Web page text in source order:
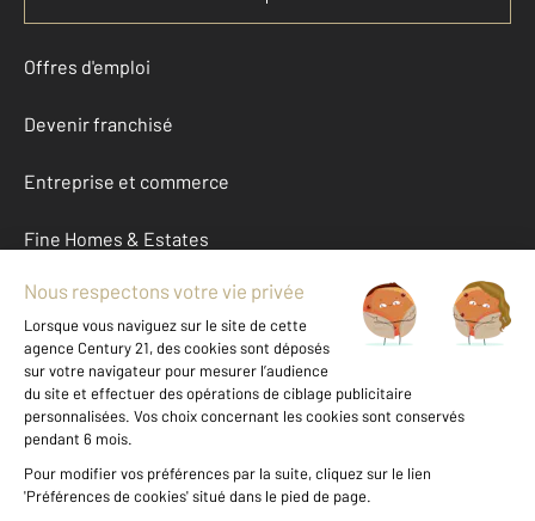
Offres d'emploi
Devenir franchisé
Entreprise et commerce
Fine Homes & Estates
À propos
International
Nous contacter